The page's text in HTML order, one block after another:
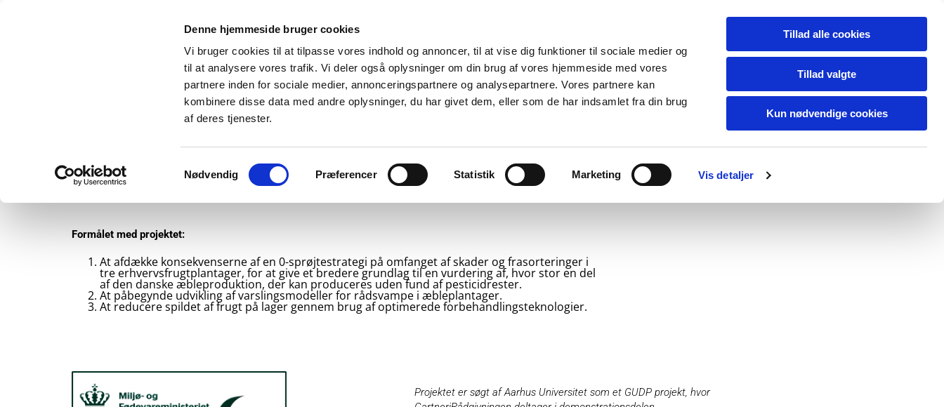
Denne hjemmeside bruger cookies
Vi bruger cookies til at tilpasse vores indhold og annoncer, til at vise dig funktioner til sociale medier og
til at analysere vores trafik. Vi deler også oplysninger om din brug af vores hjemmeside med vores
partnere inden for sociale medier, annonceringspartnere og analysepartnere. Vores partnere kan
kombinere disse data med andre oplysninger, du har givet dem, eller som de har indsamlet fra din brug
af deres tjenester.
Nødvendig Præferencer Statistik Marketing Vis detaljer
Tillad alle cookies
Tillad valgte
Kun nødvendige cookies
Kontakt os
DAFRUS Dansk frugt uden sprøjterester
Formålet med projektet:
At afdække konsekvenserne af en 0-sprøjtestrategi på omfanget af skader og frasorteringer i
tre erhvervsfrugtplantager, for at give et bredere grundlag til en vurdering af, hvor stor en del
af den danske æbleproduktion, der kan produceres uden fund af pesticidrester.
At påbegynde udvikling af varslingsmodeller for rådsvampe i æbleplantager.
At reducere spildet af frugt på lager gennem brug af optimerede forbehandlingsteknologier.
Projektet er søgt af Aarhus Universitet som et GUDP projekt, hvor